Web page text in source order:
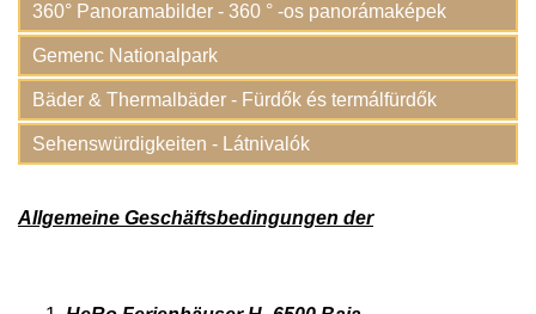
360° Panoramabilder - 360 ° -os panorámaképek
Gemenc Nationalpark
Bäder & Thermalbäder - Fürdők és termálfürdők
Sehenswürdigkeiten - Látnivalók
Allgemeine Geschäftsbedingungen der